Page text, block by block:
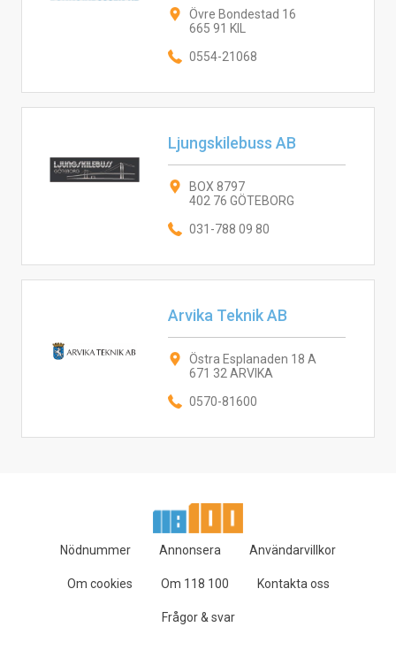
Övre Bondestad 16
665 91 KIL
0554-21068
Ljungskilebuss AB
BOX 8797
402 76 GÖTEBORG
031-788 09 80
Arvika Teknik AB
Östra Esplanaden 18 A
671 32 ARVIKA
0570-81600
Nödnummer Annonsera Användarvillkor
Om cookies Om 118 100 Kontakta oss
Frågor & svar